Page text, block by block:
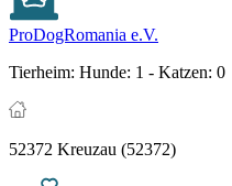
ProDogRomania e.V.
Tierheim: Hunde: 1 - Katzen: 0
52372 Kreuzau (52372)